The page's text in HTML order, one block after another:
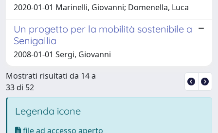
2020-01-01 Marinelli, Giovanni; Domenella, Luca
Un progetto per la mobilità sostenibile a
Senigallia
2008-01-01 Sergi, Giovanni
Mostrati risultati da 14 a
33 di 52
Legenda icone
file ad accesso aperto